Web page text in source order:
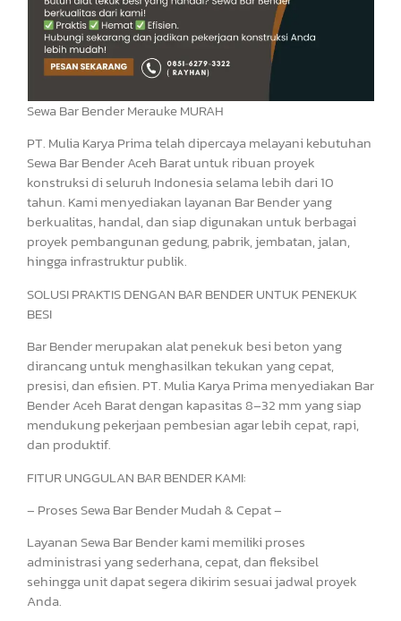
Sewa Bar Bender Merauke MURAH
PT. Mulia Karya Prima telah dipercaya melayani kebutuhan
Sewa Bar Bender Aceh Barat untuk ribuan proyek
konstruksi di seluruh Indonesia selama lebih dari 10
tahun. Kami menyediakan layanan Bar Bender yang
berkualitas, handal, dan siap digunakan untuk berbagai
proyek pembangunan gedung, pabrik, jembatan, jalan,
hingga infrastruktur publik.
SOLUSI PRAKTIS DENGAN BAR BENDER UNTUK PENEKUK
BESI
Bar Bender merupakan alat penekuk besi beton yang
dirancang untuk menghasilkan tekukan yang cepat,
presisi, dan efisien. PT. Mulia Karya Prima menyediakan Bar
Bender Aceh Barat dengan kapasitas 8–32 mm yang siap
mendukung pekerjaan pembesian agar lebih cepat, rapi,
dan produktif.
FITUR UNGGULAN BAR BENDER KAMI:
– Proses Sewa Bar Bender Mudah & Cepat –
Layanan Sewa Bar Bender kami memiliki proses
administrasi yang sederhana, cepat, dan fleksibel
sehingga unit dapat segera dikirim sesuai jadwal proyek
Anda.